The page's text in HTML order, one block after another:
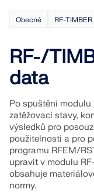
Starší produkty
Obecné RF-
RF-/
data
Po spuštění
zatěžovací stavy,
výsledků pro
použitelnosti a pro
programu RFEM/
upravit v modulu
obsahuje
normy.